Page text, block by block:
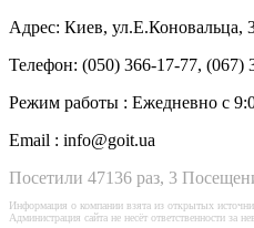
Адрес: Киев, ул.Е.Коновальца,
Телефон: (050) 366-17-77, (067)
Режим работы : Ежедневно с
Email : info@goit.ua
Посетили 47136 раз, 3
Информация о компании взята из открытых
Администрация сайта не несёт ответственности за